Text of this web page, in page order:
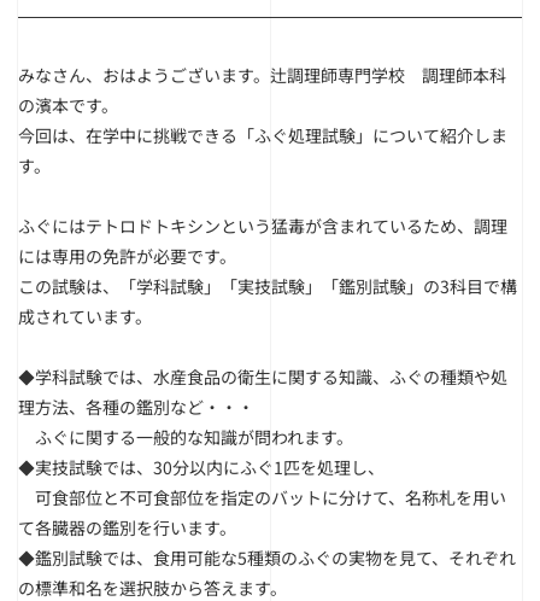
みなさん、おはようございます。辻調理師専門学校 調理師本科
の濱本です。
今回は、在学中に挑戦できる「ふぐ処理試験」について紹介しま
す。
ふぐにはテトロドトキシンという猛毒が含まれているため、調理
には専用の免許が必要です。
この試験は、「学科試験」「実技試験」「鑑別試験」の3科目で構
成されています。
◆学科試験では、水産食品の衛生に関する知識、ふぐの種類や処
理方法、各種の鑑別など・・・
ふぐに関する一般的な知識が問われます。
◆実技試験では、30分以内にふぐ1匹を処理し、
可食部位と不可食部位を指定のバットに分けて、名称札を用い
て各臓器の鑑別を行います。
◆鑑別試験では、食用可能な5種類のふぐの実物を見て、それぞれ
の標準和名を選択肢から答えます。